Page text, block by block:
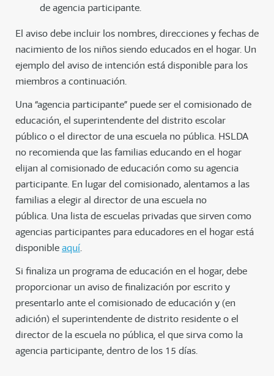
de agencia participante.
El aviso debe incluir los nombres, direcciones y fechas de
nacimiento de los niños siendo educados en el hogar. Un
ejemplo del aviso de intención está disponible para los
miembros a continuación.
Una “agencia participante” puede ser el comisionado de
educación, el superintendente del distrito escolar
público o el director de una escuela no pública. HSLDA
no recomienda que las familias educando en el hogar
elijan al comisionado de educación como su agencia
participante. En lugar del comisionado, alentamos a las
familias a elegir al director de una escuela no
pública. Una lista de escuelas privadas que sirven como
agencias participantes para educadores en el hogar está
disponibleaquí.
Si finaliza un programa de educación en el hogar, debe
proporcionar un aviso de finalización por escrito y
presentarlo ante el comisionado de educación y (en
adición) el superintendente de distrito residente o el
director de la escuela no pública, el que sirva como la
agencia participante, dentro de los 15 días.